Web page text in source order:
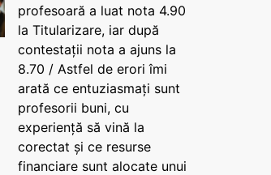
profesoară a luat nota 4.90
la Titularizare, iar după
contestații nota a ajuns la
8.70 / Astfel de erori îmi
arată ce entuziasmați sunt
profesorii buni, cu
experiență să vină la
corectat și ce resurse
financiare sunt alocate unui